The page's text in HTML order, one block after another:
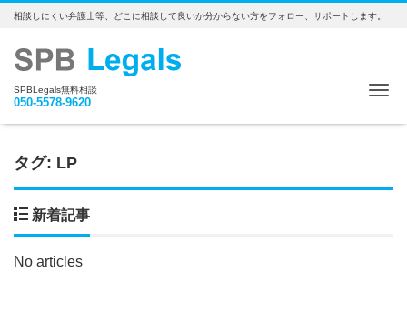
相談しにくい弁護士等、どこに相談して良いか分からない方をフォロー、サポートします。
SPBLegals無料相談
050-5578-9620
タグ: LP
新着記事
No articles